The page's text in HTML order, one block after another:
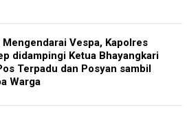
Mengendarai Vespa, Kapolres
didampingi Ketua Bhayangkari
Terpadu dan Posyan sambil
Warga